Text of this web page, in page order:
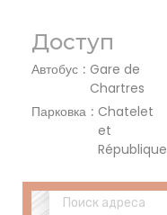
Доступ
Автобус
Gare de
Chartres
Парковка
Chatelet
et
République